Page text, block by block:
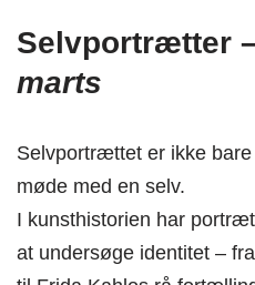
Selvportrætter
marts
Selvportrættet er ikke
møde med en selv.
I kunsthistorien har
at undersøge identitet –